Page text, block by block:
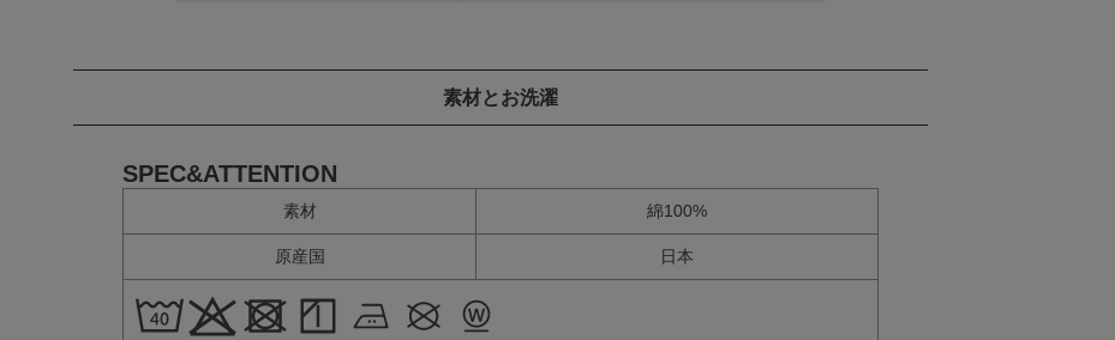
素材とお洗濯
SPEC&ATTENTION
素材 綿100%
原産国 日本